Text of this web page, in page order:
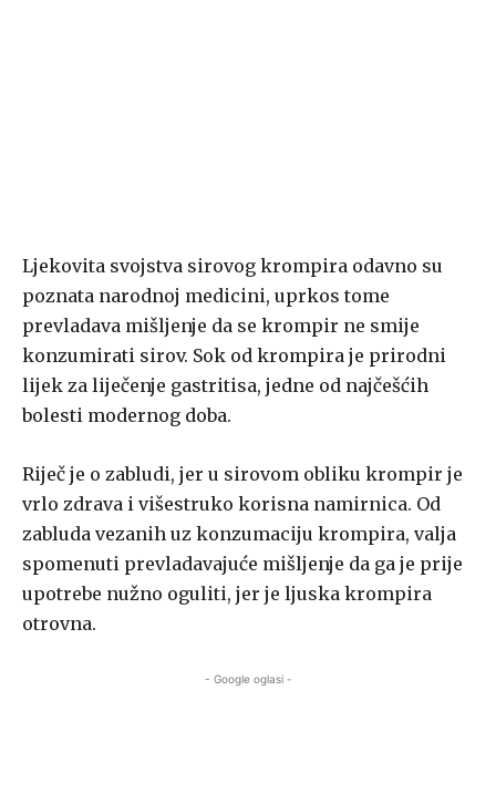
Ljekovita svojstva sirovog krompira odavno su
poznata narodnoj medicini, uprkos tome
prevladava mišljenje da se krompir ne smije
konzumirati sirov. Sok od krompira je prirodni
lijek za liječenje gastritisa, jedne od najčešćih
bolesti modernog doba.
Riječ je o zabludi, jer u sirovom obliku krompir je
vrlo zdrava i višestruko korisna namirnica. Od
zabluda vezanih uz konzumaciju krompira, valja
spomenuti prevladavajuće mišljenje da ga je prije
upotrebe nužno oguliti, jer je ljuska krompira
otrovna.
- Google oglasi -